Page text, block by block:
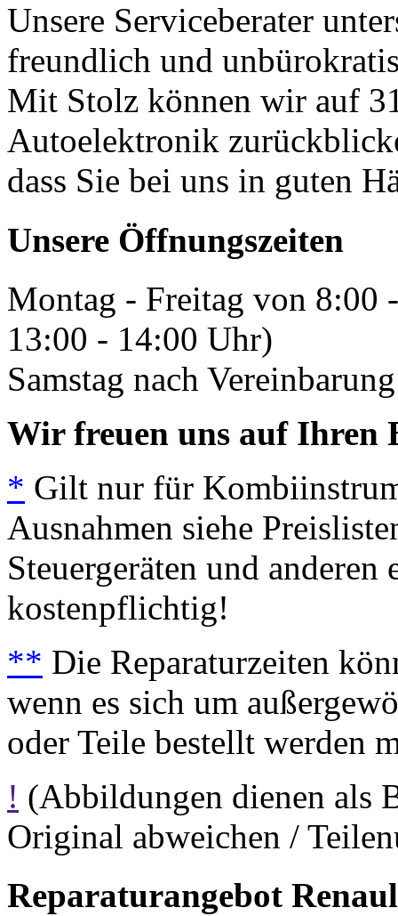
Unsere Serviceberater
freundlich und
Mit Stolz können wir auf
Autoelektronik
dass Sie bei uns in guten
Unsere Öffnungszeiten
Montag - Freitag von 8:00
13:00 - 14:00 Uhr)
Samstag nach
Wir freuen uns auf Ihren
* Gilt nur für
Ausnahmen siehe
Steuergeräten und
kostenpflichtig!
** Die Reparaturzeiten
wenn es sich um
oder Teile bestellt werden
! (Abbildungen dienen als
Original abweichen /
Reparaturangebot